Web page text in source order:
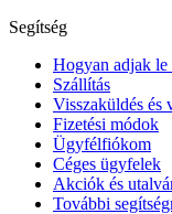
Segítség
Hogyan adjak le
Szállítás
Visszaküldés és
Fizetési módok
Ügyfélfiókom
Céges ügyfelek
Akciók és
További